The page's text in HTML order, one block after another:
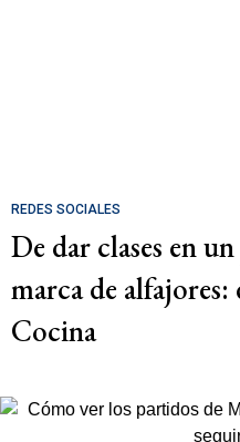
REDES SOCIALES
De dar clases en
marca de
Cocina